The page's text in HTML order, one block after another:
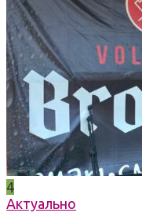
4
Актуально